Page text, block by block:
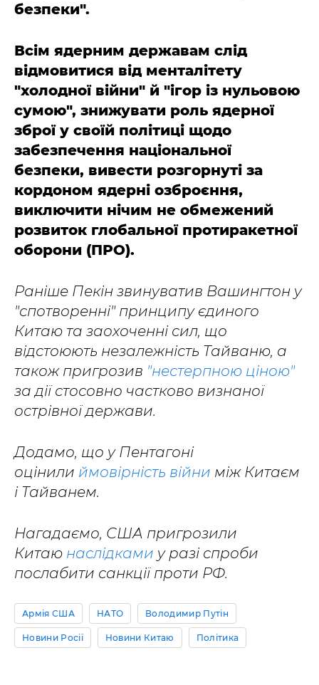
безпеки".
Всім ядерним державам слід
відмовитися від менталітету
"холодної війни" й "ігор із нульовою
сумою", знижувати роль ядерної
зброї у своїй політиці щодо
забезпечення національної
безпеки, вивести розгорнуті за
кордоном ядерні озброєння,
виключити нічим не обмежений
розвиток глобальної протиракетної
оборони (ПРО).
Раніше Пекін звинуватив Вашингтон у
"спотворенні" принципу єдиного
Китаю та заохоченні сил, що
відстоюють незалежність Тайваню, а
також пригрозив "нестерпною ціною"
за дії стосовно частково визнаної
острівної держави.
Додамо, що у Пентагоні
оцінили ймовірність війни між Китаєм
і Тайванем.
Нагадаємо, США пригрозили
Китаю наслідками у разі спроби
послабити санкції проти РФ.
Армія США НАТО Володимир Путін
Новини Росії Новини Китаю Політика